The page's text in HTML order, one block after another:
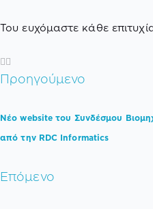
Του ευχόμαστε κάθε
Προηγούμενο
Νέο website του Συνδέσμου
από την RDC Informatics
Επόμενο